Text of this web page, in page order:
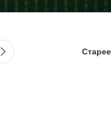
Старее